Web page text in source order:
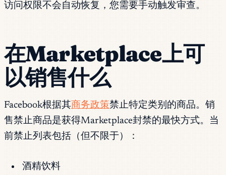
访问权限不会自动恢复，您需要手动触发审查。
在Marketplace上可
以销售什么
Facebook根据其商务政策禁止特定类别的商品。销
售禁止商品是获得Marketplace封禁的最快方式。当
前禁止列表包括（但不限于）：
酒精饮料